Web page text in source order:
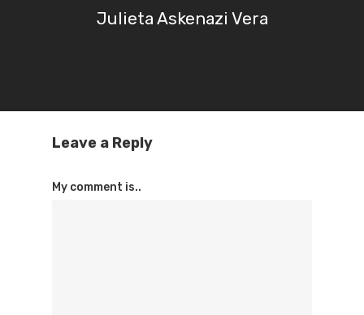
Julieta Askenazi Vera
Leave a Reply
My comment is..